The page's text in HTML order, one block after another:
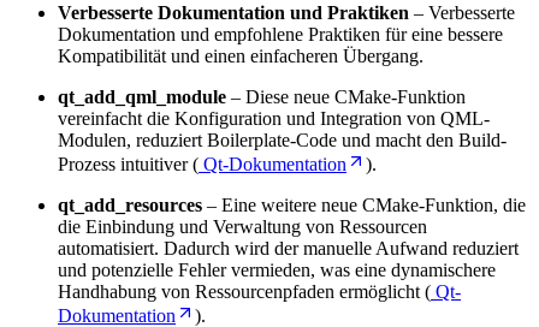
Verbesserte Dokumentation und Praktiken – Verbesserte
Dokumentation und empfohlene Praktiken für eine bessere
Kompatibilität und einen einfacheren Übergang.
qt_add_qml_module – Diese neue CMake-Funktion
vereinfacht die Konfiguration und Integration von QML-
Modulen, reduziert Boilerplate-Code und macht den Build-
Prozess intuitiver ( Qt-Dokumentation
).
qt_add_resources – Eine weitere neue CMake-Funktion, die
die Einbindung und Verwaltung von Ressourcen
automatisiert. Dadurch wird der manuelle Aufwand reduziert
und potenzielle Fehler vermieden, was eine dynamischere
Handhabung von Ressourcenpfaden ermöglicht ( Qt-
Dokumentation
).